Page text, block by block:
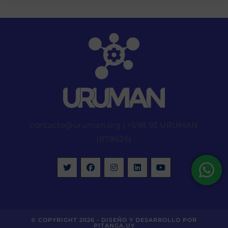
© COPYRIGHT 2026 - DISEÑO Y DESARROLLO POR
PITANGA.UY